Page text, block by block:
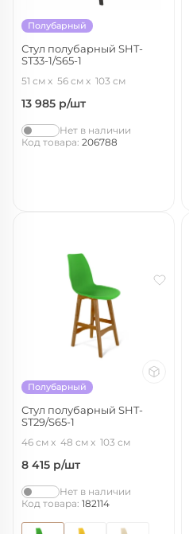
Полубарный
Стул полубарный SHT-
ST33-1/S65-1
51 см 56 см 103 см
13 985 р/шт
Нет в наличии
Код товара: 206788
Полубарный
Стул полубарный SHT-
ST29/S65-1
46 см 48 см 103 см
8 415 р/шт
Нет в наличии
Код товара: 182114